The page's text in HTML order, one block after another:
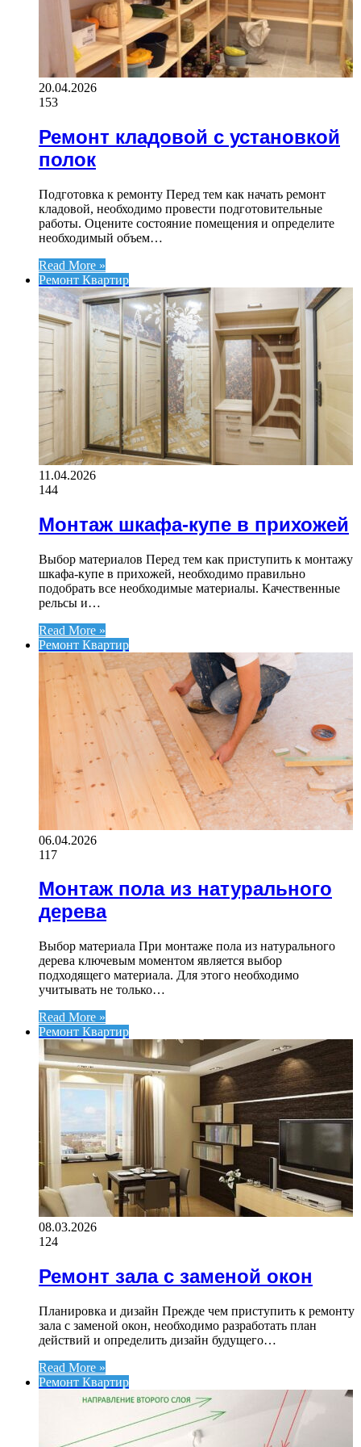
20.04.2026
153
Ремонт кладовой с установкой
полок
Подготовка к ремонту Перед тем как начать ремонт
кладовой, необходимо провести подготовительные
работы. Оцените состояние помещения и определите
необходимый объем…
Read More »
Ремонт Квартир
11.04.2026
144
Монтаж шкафа-купе в прихожей
Выбор материалов Перед тем как приступить к монтажу
шкафа-купе в прихожей, необходимо правильно
подобрать все необходимые материалы. Качественные
рельсы и…
Read More »
Ремонт Квартир
06.04.2026
117
Монтаж пола из натурального
дерева
Выбор материала При монтаже пола из натурального
дерева ключевым моментом является выбор
подходящего материала. Для этого необходимо
учитывать не только…
Read More »
Ремонт Квартир
08.03.2026
124
Ремонт зала с заменой окон
Планировка и дизайн Прежде чем приступить к ремонту
зала с заменой окон, необходимо разработать план
действий и определить дизайн будущего…
Read More »
Ремонт Квартир